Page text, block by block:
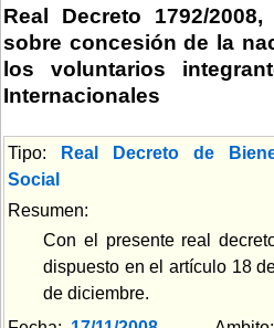
Real Decreto 1792/
sobre concesión de la
los voluntarios
Internacionales
Tipo:
Real Decreto de
Social
Resumen:
Con el presente real
dispuesto en el artículo 18
de diciembre.